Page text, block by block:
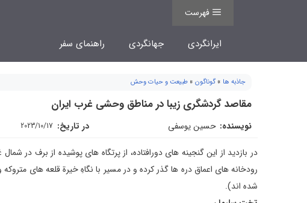
فهرست
ایرانگردی جهانگردی راهنمای سفر
جاذبه ها »گوناگون » طبیعت و حیات وحش
مقاصد گردشگری زیبا در مناطق وحشی غرب ایران
نویسنده: حسین یوسفی در تاریخ: 2023/10/17
در بازدید از این گنجینه های دورافتاده، از پرتگاه های پوشیده از برف در
رودخانه های اعماق دره ها گذر كرده و در مسیر با نگاهِ خیرة قلعه های
شده اند).